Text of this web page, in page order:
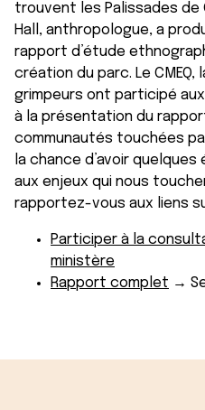
trouvent les Palissades de
Hall, anthropologue, a
rapport d’étude
création du parc. Le CMEQ,
grimpeurs ont participé
à la présentation du
communautés touchées
la chance d’avoir
aux enjeux qui nous
rapportez-vous aux liens
Participer à la
ministère
Rapport complet →